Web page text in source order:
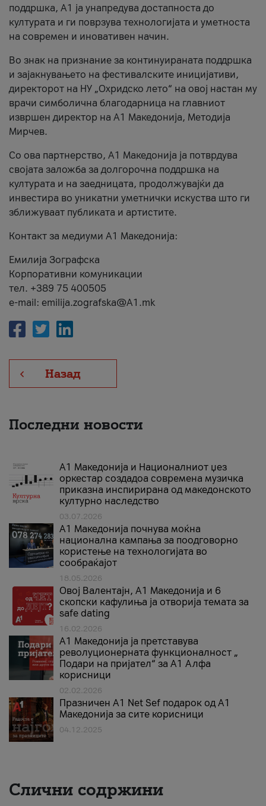
поддршка, A1 ја унапредува достапноста до
културата и ги поврзува технологијата и уметноста
на современ и иновативен начин.
Во знак на признание за континуираната поддршка
и зајакнувањето на фестивалските иницијативи,
директорот на НУ „Охридско лето“ на овој настан му
врачи симболична благодарница на главниот
извршен директор на A1 Македонија, Методија
Мирчев.
Со ова партнерство, A1 Македонија ја потврдува
својата заложба за долгорочна поддршка на
културата и на заедницата, продолжувајќи да
инвестира во уникатни уметнички искуства што ги
зближуваат публиката и артистите.
Контакт за медиуми А1 Македонија:
Емилија Зографска
Корпоративни комуникации
тел. +389 75 400505
e-mail: emilija.zografska@A1.mk
Назад
Последни новости
А1 Македонија и Националниот џез
оркестар создадоа современа музичка
приказна инспирирана од македонското
културно наследство
03.07.2026
A1 Македонија почнува моќна
национална кампања за поодговорно
користење на технологијата во
сообраќајот
18.05.2026
Овој Валентајн, A1 Македонија и 6
скопски кафулиња ја отворија темата за
safe dating
16.02.2026
А1 Македонија ја претставува
револуционерната функционалност „
Подари на пријател“ за А1 Алфа
корисници
02.02.2026
Празничен A1 Net Sеf подарок од А1
Македонија за сите корисници
04.12.2025
Слични содржини